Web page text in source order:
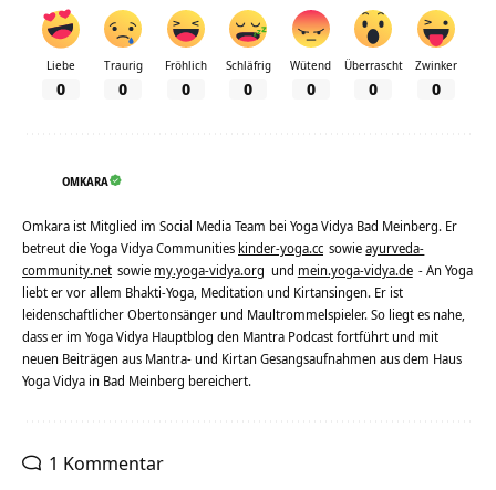
Liebe
0
Traurig
0
Fröhlich
0
Schläfrig
0
Wütend
0
Überrascht
0
Zwinker
0
OMKARA
Omkara ist Mitglied im Social Media Team bei Yoga Vidya Bad Meinberg. Er
betreut die Yoga Vidya Communities kinder-yoga.cc sowieayurveda-
community.net sowie my.yoga-vidya.org und mein.yoga-vidya.de - An Yoga
liebt er vor allem Bhakti-Yoga, Meditation und Kirtansingen. Er ist
leidenschaftlicher Obertonsänger und Maultrommelspieler. So liegt es nahe,
dass er im Yoga Vidya Hauptblog den Mantra Podcast fortführt und mit
neuen Beiträgen aus Mantra- und Kirtan Gesangsaufnahmen aus dem Haus
Yoga Vidya in Bad Meinberg bereichert.
1 Kommentar